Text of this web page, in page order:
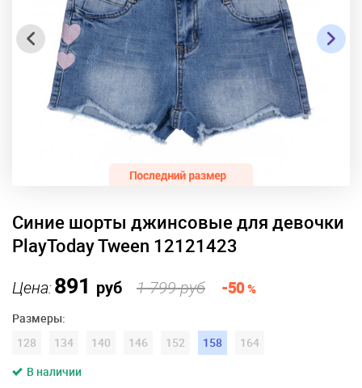
Синие шорты джинсовые для девочки
PlayToday Tween 12121423
Цена:891 руб 1 799 руб -50%
Размеры:
128
134 140 146 152 158
164
В наличии